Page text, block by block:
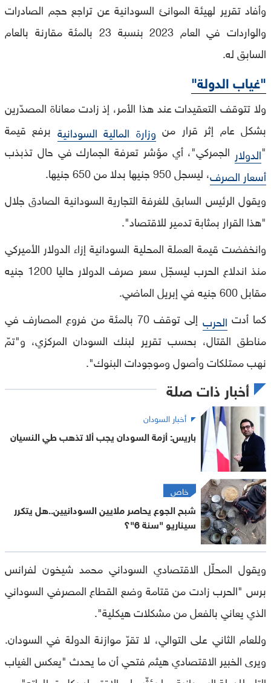
وأفاد تقرير لهيئة الموانئ السودانية عن تراجع حجم الصادرات
والواردات في العام 2023 بنسبة 23 بالمئة مقارنة بالعام
السابق له.
"غياب الدولة"
ولا تتوقف التعقيدات عند هذا الأمر، إذ زادت معاناة المصدّرين
بشكل عام إثر قرار من وزارة المالية السودانية برفع قيمة
"الدولار الجمركي"، أي مؤشر تعرفة الجمارك في حال تذبذب
أسعار الصرف، ليسجل 950 جنيها بدلا من 650 جنيها.
ويقول الرئيس السابق للغرفة التجارية السودانية الصادق جلال
"هذا القرار بمثابة تدمير للاقتصاد".
وانخفضت قيمة العملة المحلية السودانية إزاء الدولار الأميركي
منذ اندلاع الحرب ليسجّل سعر صرف الدولار حاليا 1200 جنيه
مقابل 600 جنيه في إبريل الماضي.
كما أدت الحرب
إلى توقف 70 بالمئة من فروع المصارف في
مناطق القتال، بحسب تقرير لبنك السودان المركزي، و"تمّ
نهب ممتلكات وأصول وموجودات البنوك".
أخبار ذات صلة
أخبار السودان
باريس: أزمة السودان يجب ألا تذهب طي النسيان
خاص
شبح الجوع يحاصر ملايين السودانيين..هل يتكرر
سيناريو "سنة 6"؟
ويقول المحلّل الاقتصادي السوداني محمد شيخون لفرانس
برس "الحرب زادت من قتامة وضع القطاع المصرفي السوداني
الذي يعاني بالفعل من مشكلات هيكلية".
وللعام الثاني على التوالي، لا تقرّ موازنة الدولة في السودان.
ويرى الخبير الاقتصادي هيثم فتحي أن ما يحدث "يعكس الغياب